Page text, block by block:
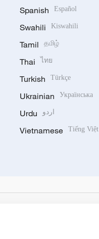
Spanish Español
Swahili Kiswahili
Tamil தமிழ்
Thai ไทย
Turkish Türkçe
Ukrainian Українська
Urdu اردو
Vietnamese Tiếng Việt